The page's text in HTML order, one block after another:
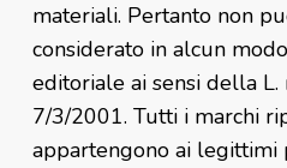
materiali. Pertanto non
considerato in alcun
editoriale ai sensi della L.
7/3/2001. Tutti i marchi
appartengono ai legittimi